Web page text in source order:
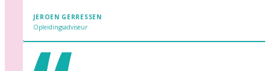
JEROEN GERRESSEN
Opleidingsadviseur